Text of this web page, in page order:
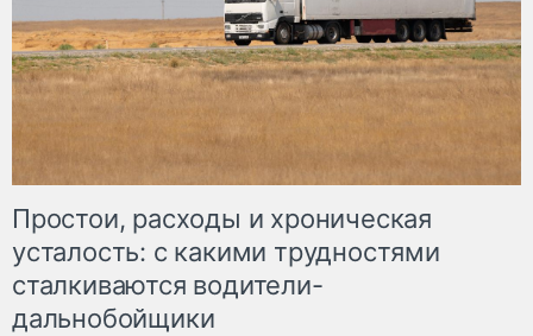
Простои, расходы и хроническая
усталость: с какими трудностями
сталкиваются водители-
дальнобойщики